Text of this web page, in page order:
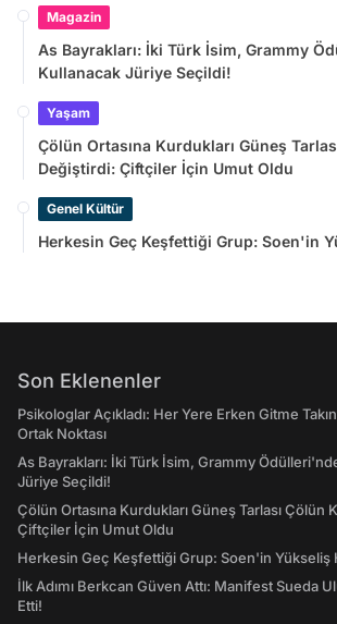
Magazin
As Bayrakları: İki Türk İsim, Grammy
Kullanacak Jüriye Seçildi!
Yaşam
Çölün Ortasına Kurdukları Güneş
Değiştirdi: Çiftçiler İçin Umut Oldu
Genel Kültür
Herkesin Geç Keşfettiği Grup: Soen'in
Son Eklenenler
Psikologlar Açıkladı: Her Yere Erken Gitme
Ortak Noktası
As Bayrakları: İki Türk İsim, Grammy
Jüriye Seçildi!
Çölün Ortasına Kurdukları Güneş Tarlası Çölün
Çiftçiler İçin Umut Oldu
Herkesin Geç Keşfettiği Grup: Soen'in Yükseliş
İlk Adımı Berkcan Güven Attı: Manifest Sueda
Etti!